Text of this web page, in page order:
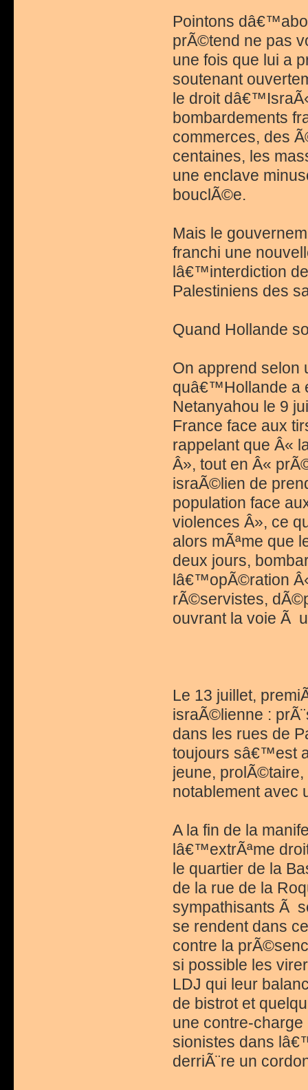
Pointons
prÃ©tend ne pas
une fois que lui a
soutenant
le droit
bombardements
commerces, des
centaines, les
une enclave
bouclÃ©e.
Mais le
franchi une
lâ€™interdiction
Palestiniens des
Quand Hollande
On apprend
quâ€™Hollande a
Netanyahou le 9
France face aux
rappelant que Â«
Â», tout en Â«
israÃ©lien de
population face
violences Â», ce
alors mÃªme
deux jours,
lâ€™opÃ©ration
rÃ©servistes,
ouvrant la voie Ã
Le 13 juillet,
israÃ©lienne :
dans les rues de
toujours sâ€™est
jeune,
notablement avec
A la fin de la
lâ€™extrÃªme
le quartier de la
de la rue de la
sympathisants Ã
se rendent dans
contre la
si possible les
LDJ qui leur
de bistrot et
une contre-
sionistes dans
derriÃ¨re un